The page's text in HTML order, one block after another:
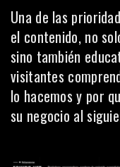
Una de las
el contenido, no
sino también
visitantes
lo hacemos y por
su negocio al